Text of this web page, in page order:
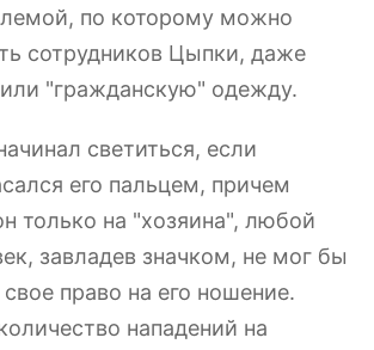
по которому можно
сотрудников Цыпки, даже
"гражданскую" одежду.
светиться, если
его пальцем, причем
только на "хозяина", любой
завладев значком, не мог бы
право на его ношение.
нападений на